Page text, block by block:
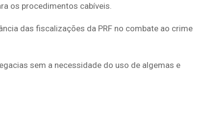
os procedimentos cabíveis.
das fiscalizações da PRF no combate ao crime
sem a necessidade do uso de algemas e